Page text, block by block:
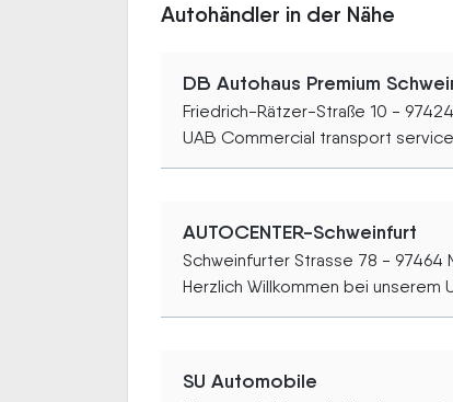
Autohändler in der Nähe
DB Autohaus Premium
Friedrich-Rätzer-Straße 10 -
UAB Commercial transport
AUTOCENTER-Schweinfurt
Schweinfurter Strasse 78 - 97464
Herzlich Willkommen bei unserem
SU Automobile